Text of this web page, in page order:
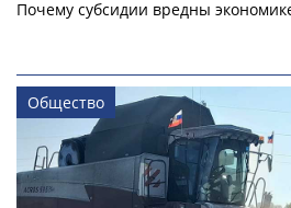
Почему субсидии вредны
Общество